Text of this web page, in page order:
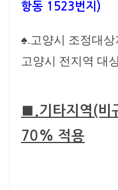
항동 1523번지)
♠.고양시 조정대상
고양시 전지역 대
■.기타지역(비
70% 적용